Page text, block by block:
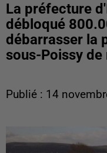
La préfecture
débloqué
débarrasser la
sous-Poissy
Publié : 14